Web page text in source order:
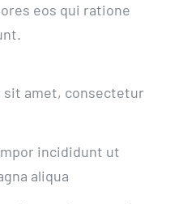
eos qui ratione
sit amet, consectetur
incididunt ut
aliqua